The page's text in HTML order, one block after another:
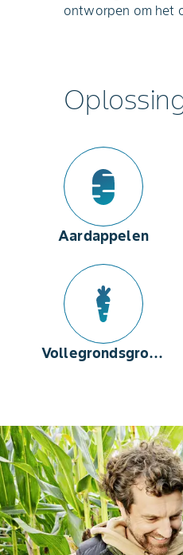
ontworpen om het
Aardappelen
Vollegrondsgroenten